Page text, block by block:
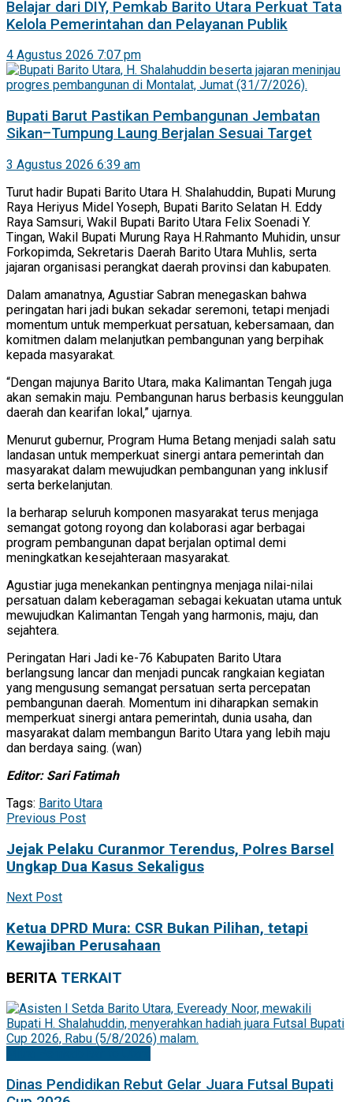
Belajar dari DIY, Pemkab Barito Utara Perkuat Tata
Kelola Pemerintahan dan Pelayanan Publik
4 Agustus 2026 7:07 pm
Bupati Barut Pastikan Pembangunan Jembatan
Sikan–Tumpung Laung Berjalan Sesuai Target
3 Agustus 2026 6:39 am
Turut hadir Bupati Barito Utara H. Shalahuddin, Bupati Murung
Raya Heriyus Midel Yoseph, Bupati Barito Selatan H. Eddy
Raya Samsuri, Wakil Bupati Barito Utara Felix Soenadi Y.
Tingan, Wakil Bupati Murung Raya H.Rahmanto Muhidin, unsur
Forkopimda, Sekretaris Daerah Barito Utara Muhlis, serta
jajaran organisasi perangkat daerah provinsi dan kabupaten.
Dalam amanatnya, Agustiar Sabran menegaskan bahwa
peringatan hari jadi bukan sekadar seremoni, tetapi menjadi
momentum untuk memperkuat persatuan, kebersamaan, dan
komitmen dalam melanjutkan pembangunan yang berpihak
kepada masyarakat.
“Dengan majunya Barito Utara, maka Kalimantan Tengah juga
akan semakin maju. Pembangunan harus berbasis keunggulan
daerah dan kearifan lokal,” ujarnya.
Menurut gubernur, Program Huma Betang menjadi salah satu
landasan untuk memperkuat sinergi antara pemerintah dan
masyarakat dalam mewujudkan pembangunan yang inklusif
serta berkelanjutan.
Ia berharap seluruh komponen masyarakat terus menjaga
semangat gotong royong dan kolaborasi agar berbagai
program pembangunan dapat berjalan optimal demi
meningkatkan kesejahteraan masyarakat.
Agustiar juga menekankan pentingnya menjaga nilai-nilai
persatuan dalam keberagaman sebagai kekuatan utama untuk
mewujudkan Kalimantan Tengah yang harmonis, maju, dan
sejahtera.
Peringatan Hari Jadi ke-76 Kabupaten Barito Utara
berlangsung lancar dan menjadi puncak rangkaian kegiatan
yang mengusung semangat persatuan serta percepatan
pembangunan daerah. Momentum ini diharapkan semakin
memperkuat sinergi antara pemerintah, dunia usaha, dan
masyarakat dalam membangun Barito Utara yang lebih maju
dan berdaya saing. (wan)
Editor: Sari Fatimah
Tags: Barito Utara
Previous Post
Jejak Pelaku Curanmor Terendus, Polres Barsel
Ungkap Dua Kasus Sekaligus
Next Post
Ketua DPRD Mura: CSR Bukan Pilihan, tetapi
Kewajiban Perusahaan
BERITA TERKAIT
Dinas Pendidikan Rebut Gelar Juara Futsal Bupati